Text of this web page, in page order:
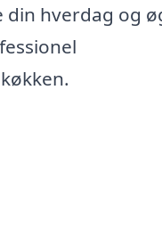
din hverdag og